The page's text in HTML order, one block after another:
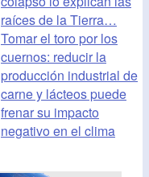
raíces de la Tierra…
Tomar el toro por los
cuernos: reducir la
producción industrial de
carne y lácteos puede
frenar su impacto
negativo en el clima